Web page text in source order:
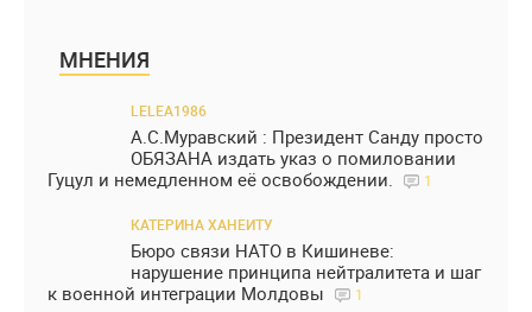
МНЕНИЯ
LELEA1986
А.С.Муравский : Президент Санду просто
ОБЯЗАНА издать указ о помиловании
Гуцул и немедленном её освобождении.
1
КАТЕРИНА ХАНЕИТУ
Бюро связи НАТО в Кишиневе:
нарушение принципа нейтралитета и шаг
к военной интеграции Молдовы
1